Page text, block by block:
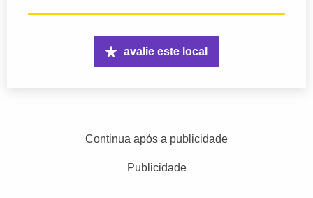
avalie este local
Continua após a publicidade
Publicidade